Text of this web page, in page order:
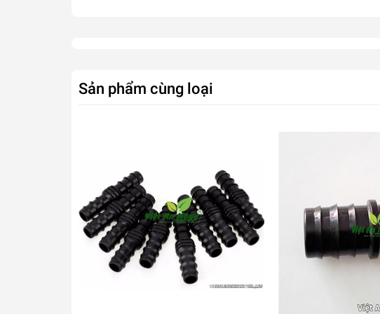
Sản phẩm cùng loại